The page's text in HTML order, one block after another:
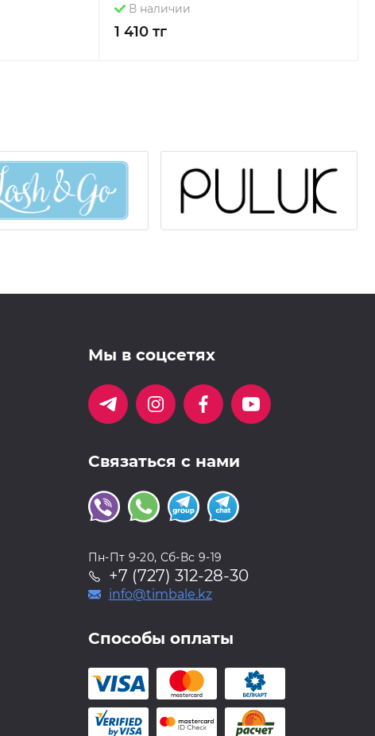
В наличии
1 410 тг
Мы в соцсетях
Связаться с нами
Пн-Пт 9-20, Сб-Вс 9-19
+7 (727) 312-28-30
info@timbale.kz
Способы оплаты